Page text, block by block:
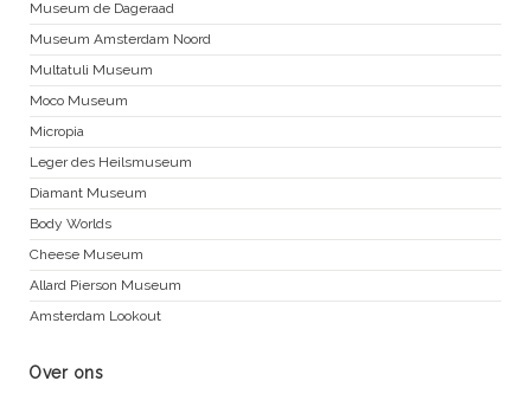
Museum de Dageraad
Museum Amsterdam Noord
Multatuli Museum
Moco Museum
Micropia
Leger des Heilsmuseum
Diamant Museum
Body Worlds
Cheese Museum
Allard Pierson Museum
Amsterdam Lookout
Over ons